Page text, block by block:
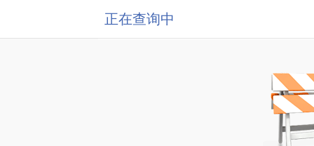
正在查询中